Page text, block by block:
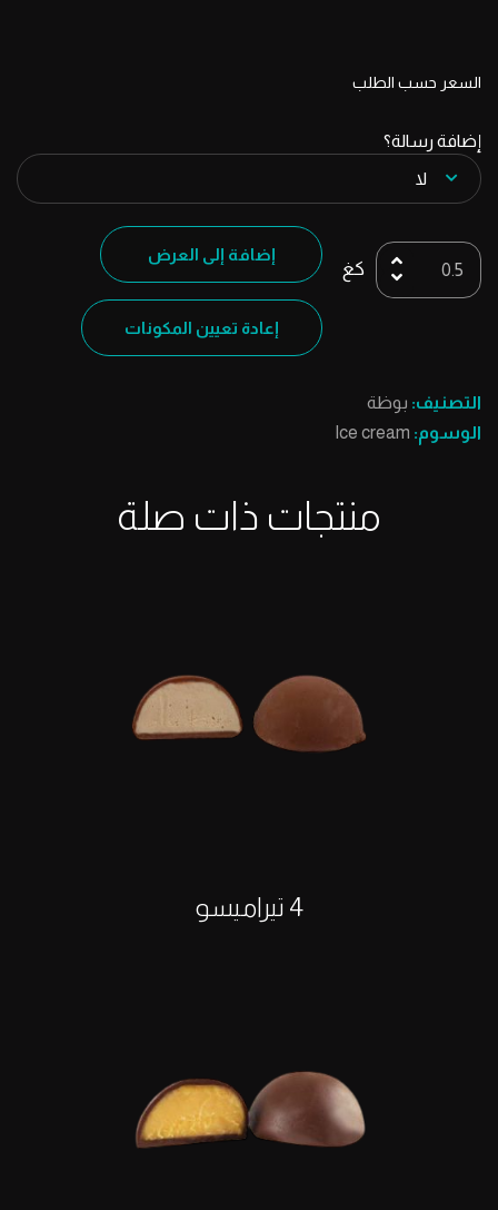
السعر حسب الطلب
إضافة رسالة؟
20
ورد
كغ
إضافة إلى العرض
إعادة تعيين المكونات
التصنيف: بوظة
الوسوم: Ice cream
منتجات ذات صلة
4 تيراميسو